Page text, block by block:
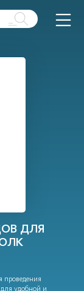
ДЛЯ
проведения